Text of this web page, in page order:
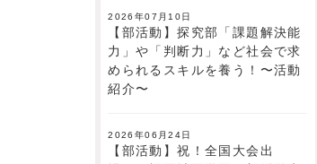
2026年07月10日
【部活動】探究部「課題解決能
力」や「判断力」など社会で求
められるスキルを養う！〜活動
紹介〜
2026年06月24日
【部活動】祝！全国大会出